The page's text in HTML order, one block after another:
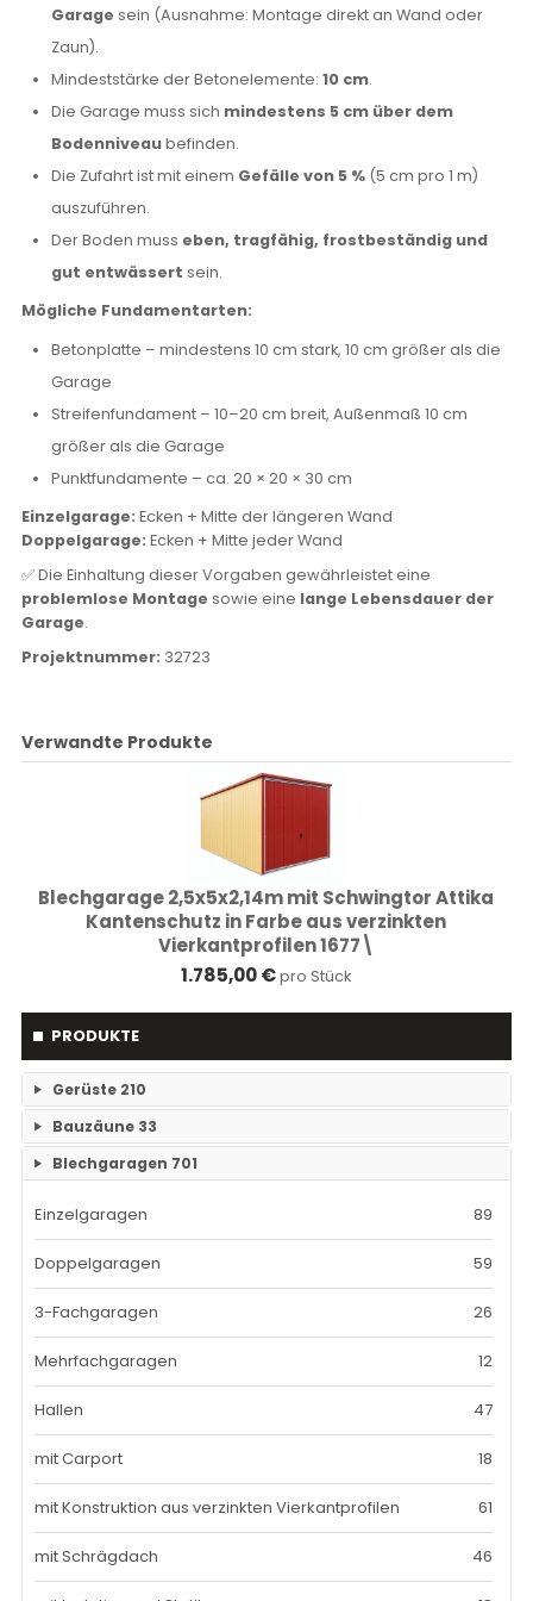
PRODUKTE
Gerüste 210
RAM- 1 Gerüst Breite 73 109
Bauzäune 33
Einzelteile Bauzäune 7
Bauzäune SET 26
Blechgaragen 701
Einzelgaragen 89
Doppelgaragen 59
3-Fachgaragen 26
Mehrfachgaragen 12
Hallen 47
mit Carport 18
mit Konstruktion aus verzinkten Vierkantprofilen 61
mit Schrägdach 46
Garage sein (Ausnahme: Montage direkt an Wand oder
Zaun).
Mindeststärke der Betonelemente: 10 cm.
Die Garage muss sich mindestens 5 cm über dem
Bodenniveaubefinden.
Die Zufahrt ist mit einem Gefälle von 5 %(5 cm pro 1 m)
auszuführen.
Der Boden muss eben, tragfähig, frostbeständig und
gut entwässert sein.
Mögliche Fundamentarten:
Betonplatte – mindestens 10 cm stark, 10 cm größer als die
Garage
Streifenfundament – 10–20 cm breit, Außenmaß 10 cm
größer als die Garage
Punktfundamente – ca. 20 × 20 × 30 cm
Einzelgarage: Ecken + Mitte der längeren Wand
Doppelgarage: Ecken + Mitte jeder Wand
✅ Die Einhaltung dieser Vorgaben gewährleistet eine
problemlose Montage sowie eine lange Lebensdauer der
Garage.
Projektnummer: 32723
Verwandte Produkte
Blechgarage 2,5x5x2,14m mit Schwingtor Attika
Kantenschutz in Farbe aus verzinkten
Vierkantprofilen 1677\
1.785,00 € pro Stück